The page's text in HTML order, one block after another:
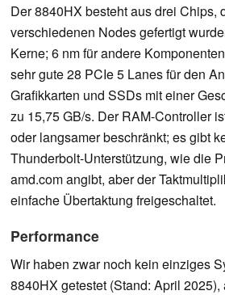
Der 8840HX besteht aus drei Chips,
verschiedenen Nodes gefertigt
Kerne; 6 nm für andere
sehr gute 28 PCIe 5 Lanes für den
Grafikkarten und SSDs mit einer
zu 15,75 GB/s. Der RAM-Controller
oder langsamer beschränkt; es gibt
Thunderbolt-Unterstützung, wie die
amd.com angibt, aber der
einfache Übertaktung freigeschaltet.
Performance
Wir haben zwar noch kein einziges
8840HX getestet (Stand: April